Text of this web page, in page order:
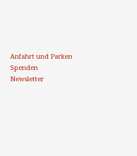
Anfahrt und Parken
Spenden
Newsletter